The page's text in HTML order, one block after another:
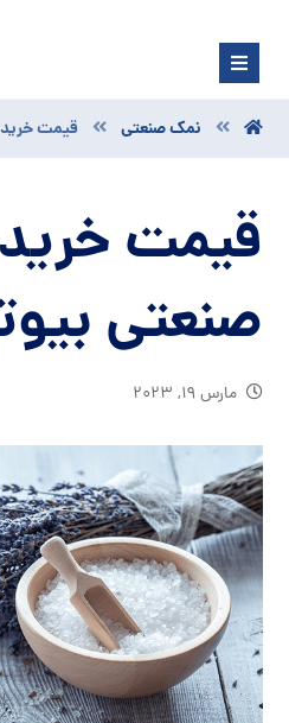
نمک صنعتی قیمت
قیمت
صنعتی
مارس ۱۹, ۲۰۲۳